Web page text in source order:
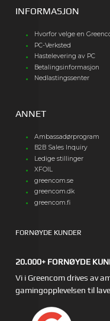
INFORMASJON
Hvorfor velge en
PC-Verksted
Hastelevering av PC
Betalingsinformasjon
Nedlastingssenter
ANNET
Ambassadørprogram
B2B Sales Inquiry
Ledige stillinger
XFOIL
greencom.se
greencom.dk
greencom.fi
FORNØYDE KUNDER
20.000+ FORNØYDE
Vi i Greencom drives av
gamingopplevelsen til